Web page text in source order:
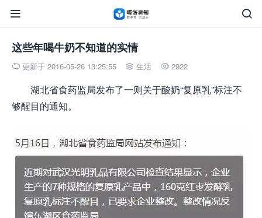


这些年喝牛奶不知道的实情
 更新于 2016-05-26 13:25:55  生活  2922
湖北省食药监局发布了一则关于酸奶“复原乳”标注不
够醒目的通知。